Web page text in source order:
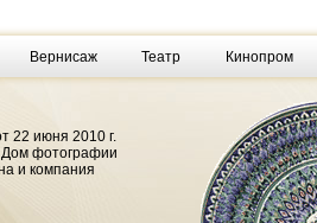
Вернисаж Театр Кинопром
22 июня 2010 г.
Дом фотографии
и компания